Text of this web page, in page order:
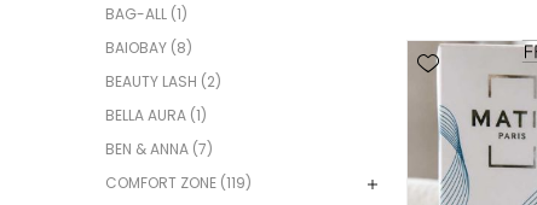
BAG-ALL (1)
BAIOBAY (8)
BEAUTY LASH (2)
BELLA AURA (1)
BEN & ANNA (7)
COMFORT ZONE (119)